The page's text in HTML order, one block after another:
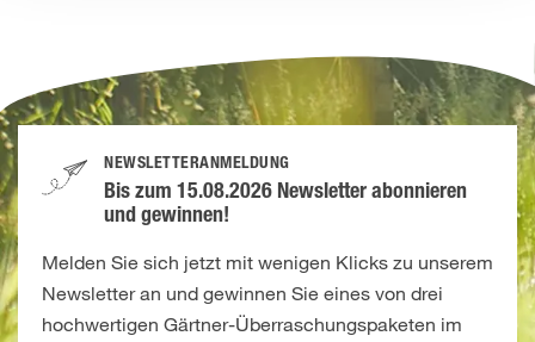
NEWSLETTERANMELDUNG
Bis zum 15.08.2026 Newsletter abonnieren
und gewinnen!
Melden Sie sich jetzt mit wenigen Klicks zu unserem
Newsletter an und gewinnen Sie eines von drei
hochwertigen Gärtner-Überraschungspaketen im